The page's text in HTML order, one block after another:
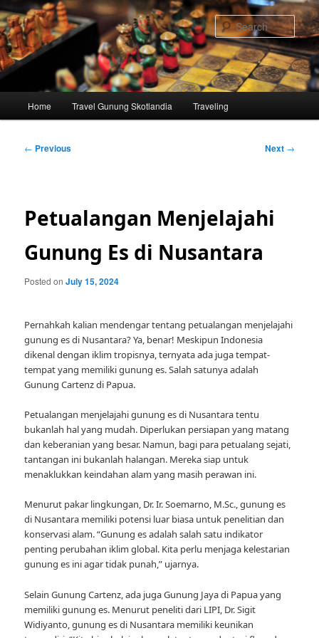
Skip
to
primary
content
Home Travel Gunung Skotlandia Traveling
Post
← Previous Next →
Petualangan Menjelajahi
Gunung Es di Nusantara
Posted onJuly 15, 2024
Pernahkah kalian mendengar tentang petualangan menjelajahi
gunung es di Nusantara? Ya, benar! Meskipun Indonesia
dikenal dengan iklim tropisnya, ternyata ada juga tempat-
tempat yang memiliki gunung es. Salah satunya adalah
Gunung Cartenz di Papua.
Petualangan menjelajahi gunung es di Nusantara tentu
bukanlah hal yang mudah. Diperlukan persiapan yang matang
dan keberanian yang besar. Namun, bagi para petualang sejati,
tantangan ini bukanlah halangan. Mereka siap untuk
menaklukkan keindahan alam yang masih perawan ini.
Menurut pakar lingkungan, Dr. Ir. Soemarno, M.Sc., gunung es
di Nusantara memiliki potensi luar biasa untuk penelitian dan
konservasi alam. “Gunung es adalah salah satu indikator
penting perubahan iklim global. Kita perlu menjaga kelestarian
gunung es ini agar tidak punah,” ujarnya.
Selain Gunung Cartenz, ada juga Gunung Jaya di Papua yang
memiliki gunung es. Menurut peneliti dari LIPI, Dr. Sigit
Widiyanto, gunung es di Nusantara memiliki keunikan